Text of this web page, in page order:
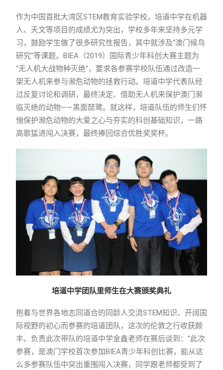
作为中国首批大湾区STEM教育实验学校，培道中学在机器
人、天文等项目的成绩尤为突出，学校多年来坚持多元学
习，鼓励学生做了很多研究性报告，其中就涉及“澳门候鸟
研究”等课题。BIEA（2019）国际青少年科创大赛主题为
“无人机大战物种灭绝”，要求各参赛学校队伍通过改造一
架无人机来参与濒危动物的拯救行动。培道中学代表队经
过反复讨论和调研，最终决定、借助无人机来保护澳门濒
临灭绝的动物——黑面琵鹭。就这样，培道队伍的师生们怀
惴保护濒危动物的大爱之心与夯实的科创基础知识，一路
高歌猛进闯入决赛，最终捧回综合优胜奖奖杯。
培道中学团队里师生在大赛颁奖典礼
抱着与世界各地志同道合的同龄人交流STEM知识、开阔国
际视野的初心而参赛的培道团队，这次的伦敦之行收获颇
丰。负责此次带队的培道中学金鑫老师在赛后谈到：“此次
参赛，是澳门学校首次参加BIEA青少年科创比赛，能从这
么多参赛队伍中突出重围闯入决赛，同学跟老师都受到了